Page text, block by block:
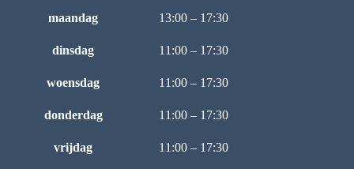
maandag 13:00 – 17:30
dinsdag 11:00 – 17:30
woensdag 11:00 – 17:30
donderdag 11:00 – 17:30
vrijdag 11:00 – 17:30